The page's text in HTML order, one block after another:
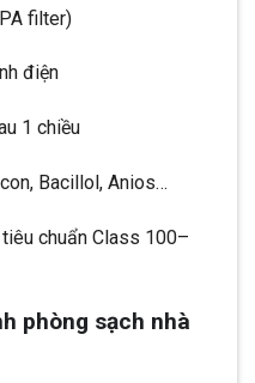
filter)
điện
1 chiều
Bacillol, Anios…
chuẩn Class 100–
phòng sạch nhà